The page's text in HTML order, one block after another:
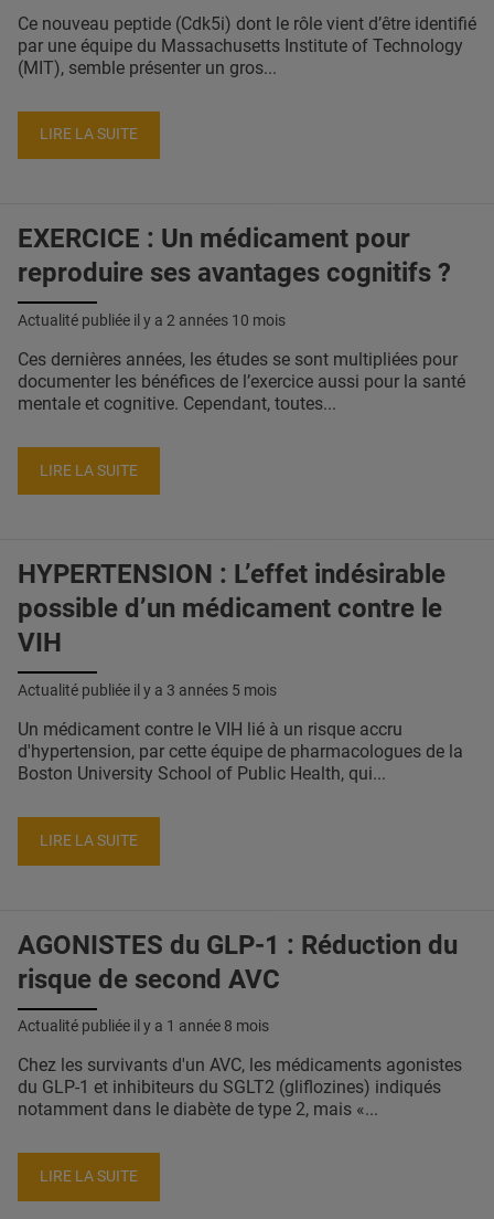
Ce nouveau peptide (Cdk5i) dont le rôle vient d’être identifié
par une équipe du Massachusetts Institute of Technology
(MIT), semble présenter un gros...
LIRE LA SUITE
EXERCICE : Un médicament pour
reproduire ses avantages cognitifs ?
Actualité publiée il y a 2 années 10 mois
Ces dernières années, les études se sont multipliées pour
documenter les bénéfices de l’exercice aussi pour la santé
mentale et cognitive. Cependant, toutes...
LIRE LA SUITE
HYPERTENSION : L’effet indésirable
possible d’un médicament contre le
VIH
Actualité publiée il y a 3 années 5 mois
Un médicament contre le VIH lié à un risque accru
d'hypertension, par cette équipe de pharmacologues de la
Boston University School of Public Health, qui...
LIRE LA SUITE
AGONISTES du GLP-1 : Réduction du
risque de second AVC
Actualité publiée il y a 1 année 8 mois
Chez les survivants d'un AVC, les médicaments agonistes
du GLP-1 et inhibiteurs du SGLT2 (gliflozines) indiqués
notamment dans le diabète de type 2, mais «...
LIRE LA SUITE